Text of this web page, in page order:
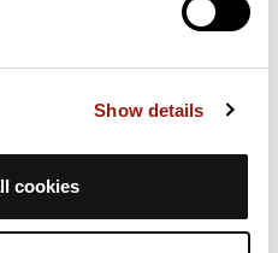
Show details
cookies